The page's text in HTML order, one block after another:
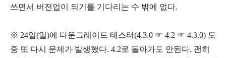
쓰면서 버전업이 되기를 기다리는 수 밖에 없다.
※ 24일(일)에 다운그레이드 테스터(4.3.0 ☞ 4.2 ☞ 4.3.0) 도
중 또 다시 문제가 발생했다. 4.2로 돌아가도 안된다. 괜히